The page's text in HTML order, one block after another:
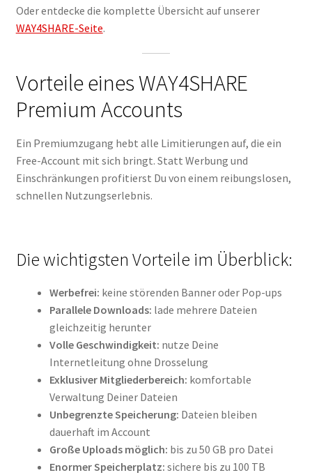
Oder entdecke die komplette Übersicht auf unserer
WAY4SHARE-Seite.
Vorteile eines WAY4SHARE
Premium Accounts
Ein Premiumzugang hebt alle Limitierungen auf, die ein
Free-Account mit sich bringt. Statt Werbung und
Einschränkungen profitierst Du von einem reibungslosen,
schnellen Nutzungserlebnis.
Die wichtigsten Vorteile im Überblick:
Werbefrei: keine störenden Banner oder Pop-ups
Parallele Downloads: lade mehrere Dateien
gleichzeitig herunter
Volle Geschwindigkeit: nutze Deine
Internetleitung ohne Drosselung
Exklusiver Mitgliederbereich: komfortable
Verwaltung Deiner Dateien
Unbegrenzte Speicherung: Dateien bleiben
dauerhaft im Account
Große Uploads möglich: bis zu 50 GB pro Datei
Enormer Speicherplatz: sichere bis zu 100 TB